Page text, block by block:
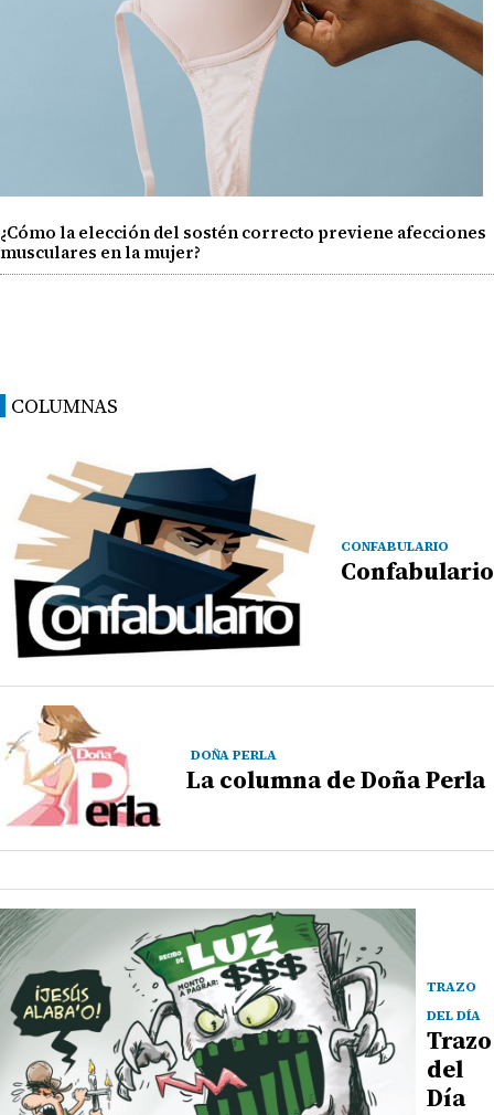
¿Cómo la elección del sostén correcto previene afecciones
musculares en la mujer?
COLUMNAS
CONFABULARIO
Confabulario
DOÑA PERLA
La columna de Doña Perla
TRAZO
DEL DÍA
Trazo
del
Día